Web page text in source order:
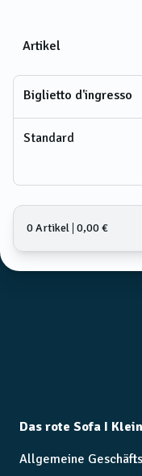
Artikel
Biglietto d'ingresso
Standard
0 Artikel 0,00 €
Das rote Sofa I
Allgemeine